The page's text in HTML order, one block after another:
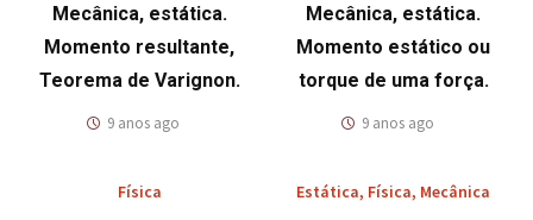
Mecânica, estática.
Momento resultante,
Teorema de Varignon.
9 anos ago
Mecânica, estática.
Momento estático ou
torque de uma força.
9 anos ago
Física Estática, Física, Mecânica